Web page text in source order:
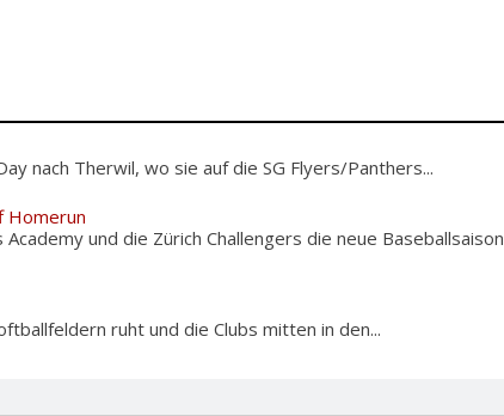
nach Therwil, wo sie auf die SG Flyers/Panthers...
Homerun
und die Zürich Challengers die neue Baseballsaison
ruht und die Clubs mitten in den...